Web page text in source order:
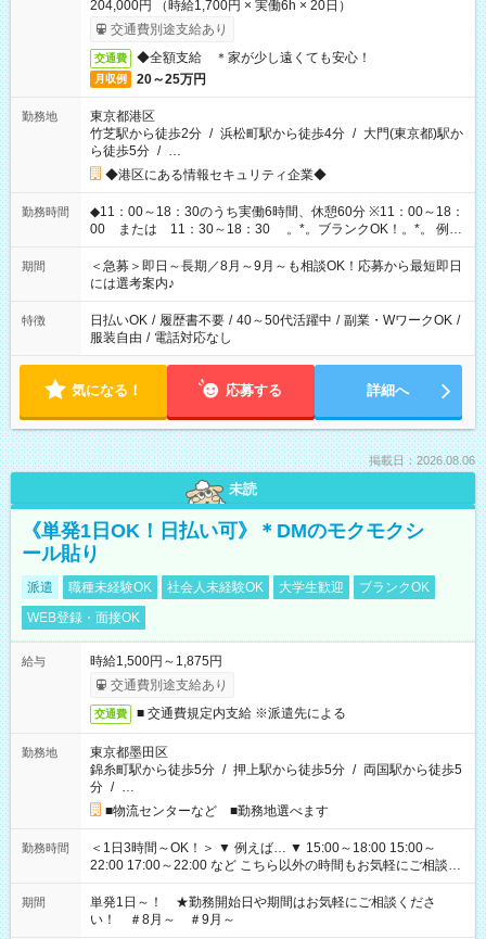
204,000円 （時給1,700円 × 実働6h × 20日）
交通費別途支給あり
交通費 ◆全額支給 ＊家が少し遠くても安心！
月収例 20～25万円
勤務地
東京都港区
竹芝駅から徒歩2分 / 浜松町駅から徒歩4分 / 大門(東京都)駅か
ら徒歩5分 / …
◆港区にある情報セキュリティ企業◆
勤務時間
◆11：00～18：30のうち実働6時間、休憩60分 ※11：00～18：
00 または 11：30～18：30 。*。ブランクOK！。*。 例え
ば前職が、 在宅/財団法人/事務/コールセンター/受付/販売/カフェ
スタッフ スイーツ販売/ホテルフロント/化粧品販売/など 様々な
業界から入社して活躍されています♪
期間
＜急募＞即日～長期／8月～9月～も相談OK！応募から最短即日
には選考案内♪
特徴 日払いOK / 履歴書不要 / 40～50代活躍中 / 副業・WワークOK /
服装自由 / 電話対応なし
気になる！ 応募する 詳細へ
掲載日：2026.08.06
未読
《単発1日OK！日払い可》＊DMのモクモクシ
ール貼り
派遣 職種未経験OK 社会人未経験OK 大学生歓迎
ブランクOK
WEB登録・面接OK
給与
時給1,500円～1,875円
交通費別途支給あり
交通費 ■ 交通費規定内支給 ※派遣先による
勤務地
東京都墨田区
錦糸町駅から徒歩5分 / 押上駅から徒歩5分 / 両国駅から徒歩5
分 / …
■物流センターなど ■勤務地選べます
勤務時間
＜1日3時間～OK！＞ ▼ 例えば… ▼ 15:00～18:00 15:00～
22:00 17:00～22:00 など こちら以外の時間もお気軽にご相談く
ださい！
期間
単発1日～！ ★勤務開始日や期間はお気軽にご相談くださ
い！ ＃8月～ ＃9月～